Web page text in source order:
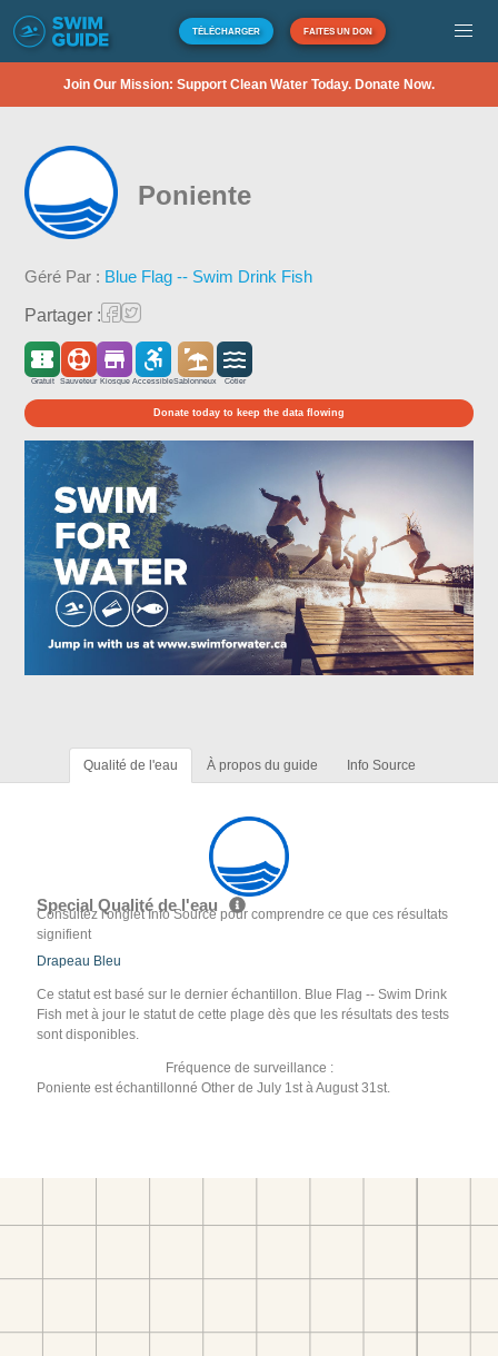
TÉLÉCHARGER FAITES UN DON
Join Our Mission: Support Clean Water Today. Donate Now.
Poniente
Géré Par : Blue Flag -- Swim Drink Fish
Partager :
Gratuit Sauveteur Kiosque AccessibleSablonneux Côtier
Donate today to keep the data flowing
Qualité de l'eau À propos du guide Info Source
Special Qualité de l'eau
Consultez l'onglet Info Source pour comprendre ce que ces résultats
signifient
Drapeau Bleu
Ce statut est basé sur le dernier échantillon. Blue Flag -- Swim Drink
Fish met à jour le statut de cette plage dès que les résultats des tests
sont disponibles.
Fréquence de surveillance :
Poniente est échantillonné Other de July 1st à August 31st.